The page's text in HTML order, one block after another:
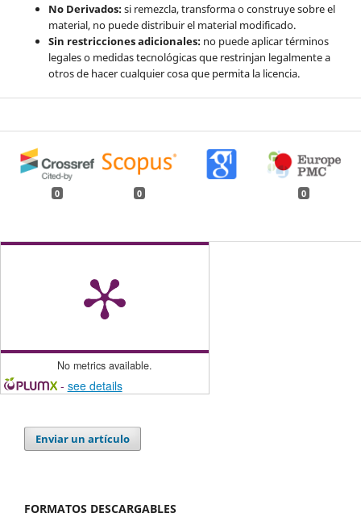
No Derivados:si remezcla, transforma o construye sobre el
material, no puede distribuir el material modificado.
Sin restricciones adicionales:no puede aplicar términos
legales o medidas tecnológicas que restrinjan legalmente a
otros de hacer cualquier cosa que permita la licencia.
0 0 0
No metrics available.
- see details
Enviar un artículo
FORMATOS DESCARGABLES